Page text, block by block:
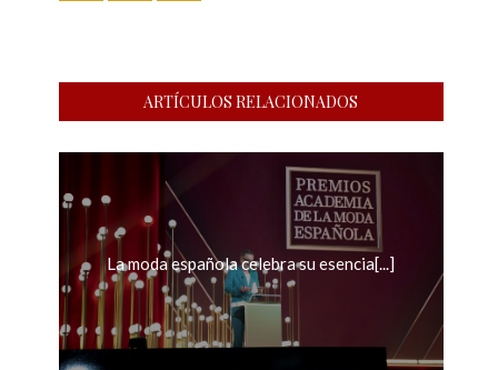
ARTÍCULOS RELACIONADOS
La moda española celebra su esencia[...]